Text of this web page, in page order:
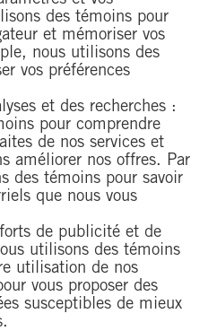
des témoins pour
et mémoriser vos
nous utilisons des
vos préférences
et des recherches :
pour comprendre
de nos services et
améliorer nos offres. Par
des témoins pour savoir
que nous vous
de publicité et de
utilisons des témoins
utilisation de nos
vous proposer des
susceptibles de mieux